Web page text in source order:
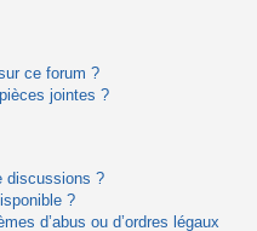
ce forum ?
jointes ?
discussions ?
?
d’abus ou d’ordres légaux